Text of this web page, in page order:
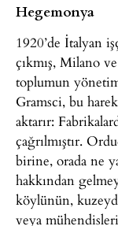
Hegemonya
1920’de İtalyan
çıkmış, Milano
toplumun
Gramsci, bu
aktarır:
çağrılmıştır.
birine, orada ne
hakkından
köylünün,
veya